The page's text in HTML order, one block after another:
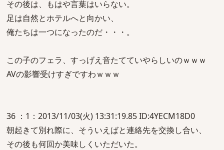
その後は、もはや言葉はいらない。
足は自然とホテルへと向かい、
俺たちは一つになったのだ・・・。
この子のフェラ、すっげえ音たてていやらしいのｗｗｗ
AVの影響受けすぎですわｗｗｗ
36 ：1：2013/11/03(火) 13:31:19.85 ID:4YECM18D0
朝起きて別れ際に、そういえばと連絡先を交換し合い、
その後も何回か美味しくいただいた。